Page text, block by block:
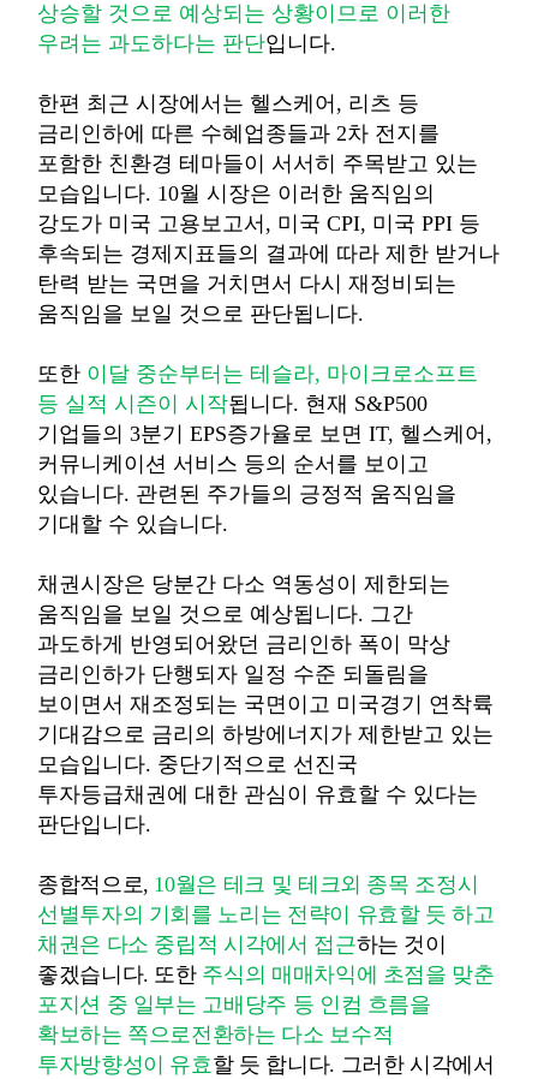
상승할 것으로 예상되는 상황이므로 이러한
우려는 과도하다는 판단입니다.
한편 최근 시장에서는 헬스케어 , 리츠 등
금리인하에 따른 수혜업종들과 2차 전지를
포함한 친환경 테마들이 서서히 주목받고 있는
모습입니다. 10월 시장은 이러한 움직임의
강도가 미국 고용보고서 , 미국 CPI, 미국 PPI 등
후속되는 경제지표들의 결과에 따라 제한 받거나
탄력 받는 국면을 거치면서 다시 재정비되는
움직임을 보일 것으로 판단됩니다.
또한 이달 중순부터는 테슬라, 마이크로소프트
등 실적 시즌이 시작됩니다. 현재 S&P500
기업들의 3분기 EPS증가율로 보면 IT, 헬스케어 ,
커뮤니케이션 서비스 등의 순서를 보이고
있습니다. 관련된 주가들의 긍정적 움직임을
기대할 수 있습니다.
채권시장은 당분간 다소 역동성이 제한되는
움직임을 보일 것으로 예상됩니다. 그간
과도하게 반영되어왔던 금리인하 폭이 막상
금리인하가 단행되자 일정 수준 되돌림을
보이면서 재조정되는 국면이고 미국경기 연착륙
기대감으로 금리의 하방에너지가 제한받고 있는
모습입니다. 중단기적으로 선진국
투자등급채권에 대한 관심이 유효할 수 있다는
판단입니다.
종합적으로, 10월은 테크 및 테크외 종목 조정시
선별투자의 기회를 노리는 전략이 유효할 듯 하고
채권은 다소 중립적 시각에서 접근하는 것이
좋겠습니다. 또한 주식의 매매차익에 초점을 맞춘
포지션 중 일부는 고배당주 등 인컴 흐름을
확보하는 쪽으로전환하는 다소 보수적
투자방향성이 유효할 듯 합니다. 그러한 시각에서